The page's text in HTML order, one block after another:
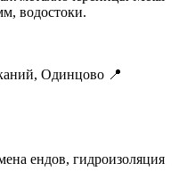
водостоки.
📍
ендов, гидроизоляция